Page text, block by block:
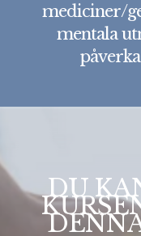
mediciner/
mentala
DU